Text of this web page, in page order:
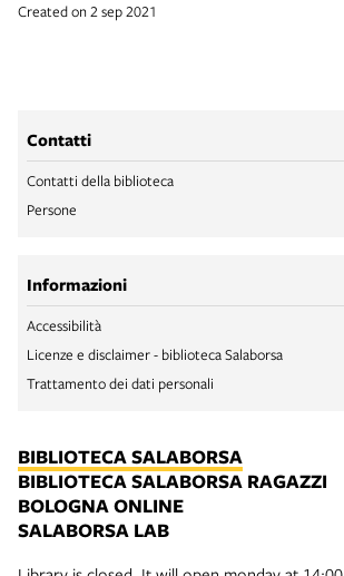
Created on 2 sep 2021
Contatti
Contatti della biblioteca
Persone
Informazioni
Accessibilità
Licenze e disclaimer - biblioteca Salaborsa
Trattamento dei dati personali
BIBLIOTECA SALABORSA
BIBLIOTECA SALABORSA RAGAZZI
BOLOGNA ONLINE
SALABORSA LAB